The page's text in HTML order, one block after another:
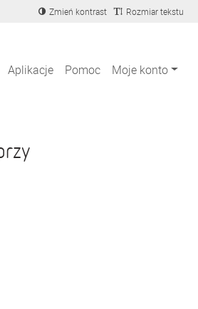
Zmień kontrast Rozmiar tekstu
Aplikacje Pomoc Moje konto